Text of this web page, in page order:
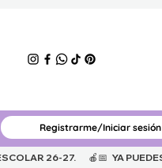
MATERIAL GRATUITO
Registrarme/Iniciar sesión